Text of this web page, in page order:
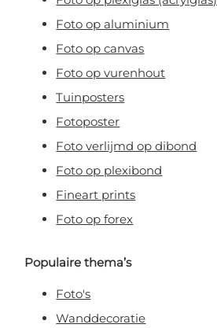
Foto op aluminium
Foto op canvas
Foto op vurenhout
Tuinposters
Fotoposter
Foto verlijmd op dibond
Foto op plexibond
Fineart prints
Foto op forex
Populaire thema’s
Foto's
Wanddecoratie